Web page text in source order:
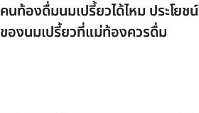
คนท้องดื่มนมเปรี้ยวได้ไหม ประโยชน์
ของนมเปรี้ยวที่แม่ท้องควรดื่ม